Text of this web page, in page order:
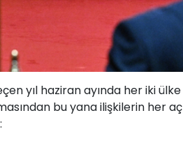
yıl haziran ayında her iki
bu yana ilişkilerin her